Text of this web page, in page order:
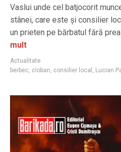
Vaslui unde cel batjocorit
stânei, care este și consilier
un prieten pe bărbatul fără
mult
Actualitate
berbec, cioban, consilier local , Lucian